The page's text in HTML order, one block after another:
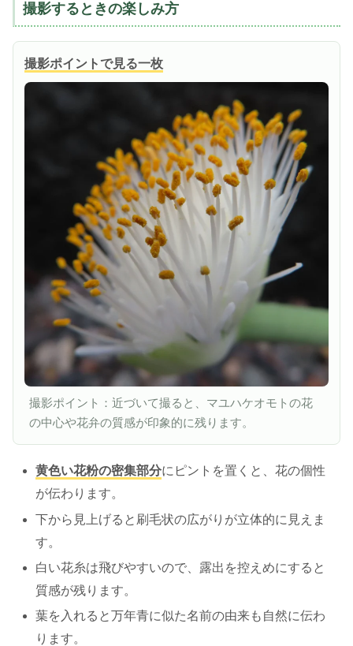
撮影するときの楽しみ方
撮影ポイントで見る一枚
撮影ポイント：近づいて撮ると、マユハケオモトの花
の中心や花弁の質感が印象的に残ります。
黄色い花粉の密集部分にピントを置くと、花の個性
が伝わります。
下から見上げると刷毛状の広がりが立体的に見えま
す。
白い花糸は飛びやすいので、露出を控えめにすると
質感が残ります。
葉を入れると万年青に似た名前の由来も自然に伝わ
ります。